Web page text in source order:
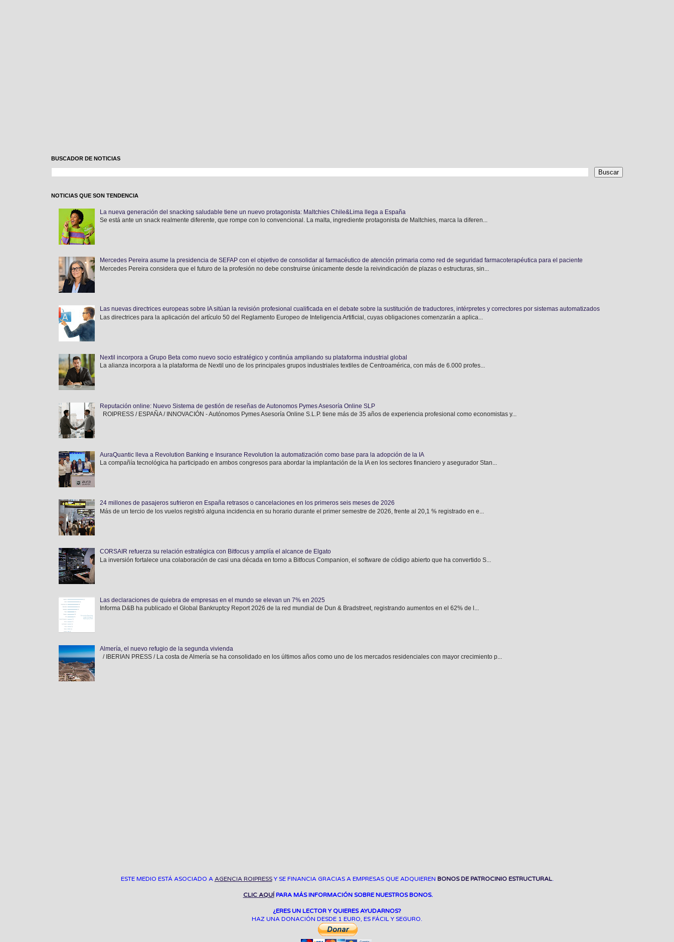
BUSCADOR DE NOTICIAS
NOTICIAS QUE SON TENDENCIA
La nueva generación del snacking saludable tiene un nuevo protagonista: Maltchies Chile&Lima llega a España
Se está ante un snack realmente diferente, que rompe con lo convencional. La malta, ingrediente protagonista de Maltchies, marca la diferen...
Mercedes Pereira asume la presidencia de SEFAP con el objetivo de consolidar al farmacéutico de atención primaria como red de seguridad farmacoterapéutica para el paciente
Mercedes Pereira considera que el futuro de la profesión no debe construirse únicamente desde la reivindicación de plazas o estructuras, sin...
Las nuevas directrices europeas sobre IA sitúan la revisión profesional cualificada en el debate sobre la sustitución de traductores, intérpretes y correctores por sistemas automatizados
Las directrices para la aplicación del artículo 50 del Reglamento Europeo de Inteligencia Artificial, cuyas obligaciones comenzarán a aplica...
Nextil incorpora a Grupo Beta como nuevo socio estratégico y continúa ampliando su plataforma industrial global
La alianza incorpora a la plataforma de Nextil uno de los principales grupos industriales textiles de Centroamérica, con más de 6.000 profes...
Reputación online: Nuevo Sistema de gestión de reseñas de Autonomos Pymes Asesoría Online SLP
ROIPRESS / ESPAÑA / INNOVACIÓN - Autónomos Pymes Asesoría Online S.L.P. tiene más de 35 años de experiencia profesional como economistas y...
AuraQuantic lleva a Revolution Banking e Insurance Revolution la automatización como base para la adopción de la IA
La compañía tecnológica ha participado en ambos congresos para abordar la implantación de la IA en los sectores financiero y asegurador Stan...
24 millones de pasajeros sufrieron en España retrasos o cancelaciones en los primeros seis meses de 2026
Más de un tercio de los vuelos registró alguna incidencia en su horario durante el primer semestre de 2026, frente al 20,1 % registrado en e...
CORSAIR refuerza su relación estratégica con Bitfocus y amplía el alcance de Elgato
La inversión fortalece una colaboración de casi una década en torno a Bitfocus Companion, el software de código abierto que ha convertido S...
Las declaraciones de quiebra de empresas en el mundo se elevan un 7% en 2025
Informa D&B ha publicado el Global Bankruptcy Report 2026 de la red mundial de Dun & Bradstreet, registrando aumentos en el 62% de l...
Almería, el nuevo refugio de la segunda vivienda
/ IBERIAN PRESS / La costa de Almería se ha consolidado en los últimos años como uno de los mercados residenciales con mayor crecimiento p...
ESTE MEDIO ESTÁ ASOCIADO A AGENCIA ROIPRESSY SE FINANCIA GRACIAS A EMPRESAS QUE ADQUIEREN BONOS DE PATROCINIO ESTRUCTURAL.
CLIC AQUÍ PARA MÁS INFORMACIÓN SOBRE NUESTROS BONOS.
¿ERES UN LECTOR Y QUIERES AYUDARNOS?
HAZ UNA DONACIÓN DESDE 1 EURO, ES FÁCIL Y SEGURO.